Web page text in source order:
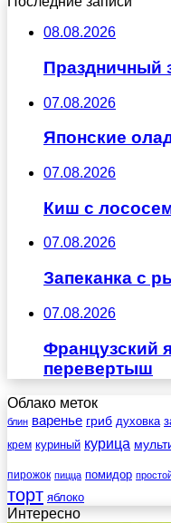
08.08.2026
Праздничный
07.08.2026
Японские
07.08.2026
Киш с
07.08.2026
Запеканка с
07.08.2026
Французский
перевертыш
Облако меток
блин варенье гриб духовка
крем куриный курица
пирожок пицца помидор
торт яблоко
Интересно